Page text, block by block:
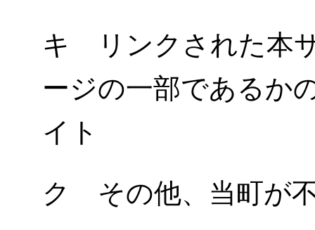
キ リンクされた本
ージの一部であるか
イト
ク その他、当町が